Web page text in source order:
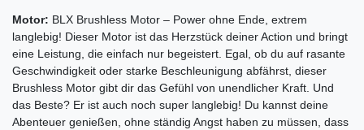
Motor: BLX Brushless Motor – Power ohne Ende, extrem
langlebig! Dieser Motor ist das Herzstück deiner Action und bringt
eine Leistung, die einfach nur begeistert. Egal, ob du auf rasante
Geschwindigkeit oder starke Beschleunigung abfährst, dieser
Brushless Motor gibt dir das Gefühl von unendlicher Kraft. Und
das Beste? Er ist auch noch super langlebig! Du kannst deine
Abenteuer genießen, ohne ständig Angst haben zu müssen, dass